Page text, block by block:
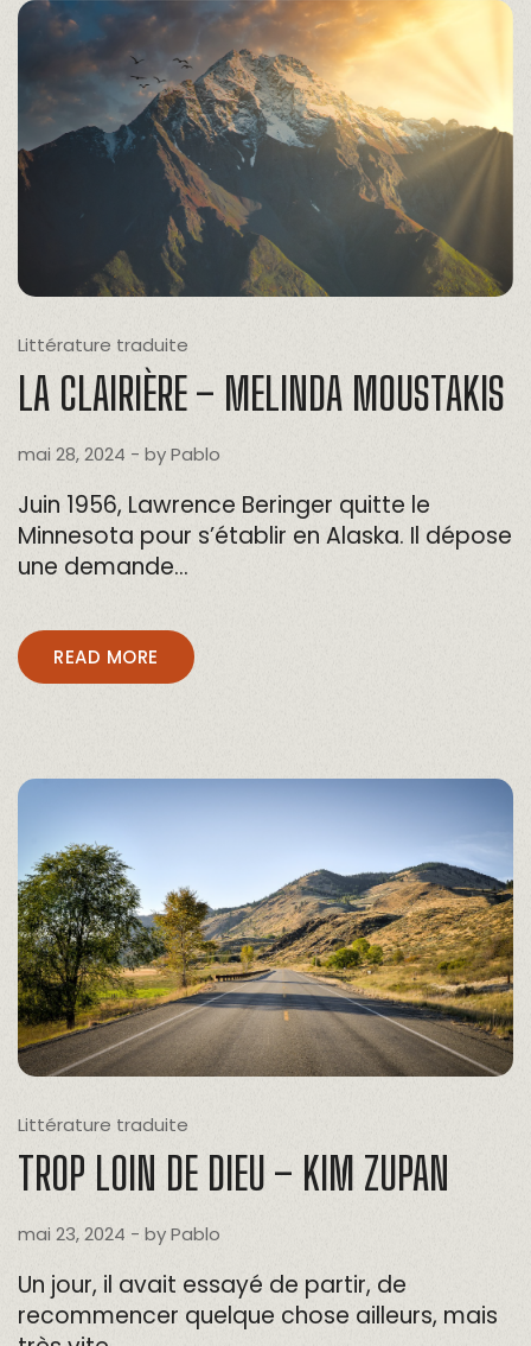
Littérature traduite
LA CLAIRIÈRE – MELINDA MOUSTAKIS
mai 28, 2024 - byPablo
Juin 1956, Lawrence Beringer quitte le
Minnesota pour s’établir en Alaska. Il dépose
une demande…
READ MORE
Littérature traduite
TROP LOIN DE DIEU – KIM ZUPAN
mai 23, 2024 - byPablo
Un jour, il avait essayé de partir, de
recommencer quelque chose ailleurs, mais